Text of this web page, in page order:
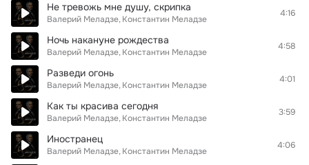
Не тревожь мне душу, скрипка
Валерий Меладзе Константин Меладзе
4:16
Ночь накануне рождества
Валерий Меладзе Константин Меладзе
4:58
Разведи огонь
Валерий Меладзе Константин Меладзе
4:01
Как ты красива сегодня
Валерий Меладзе Константин Меладзе
3:59
Иностранец
Валерий Меладзе Константин Меладзе
4:06